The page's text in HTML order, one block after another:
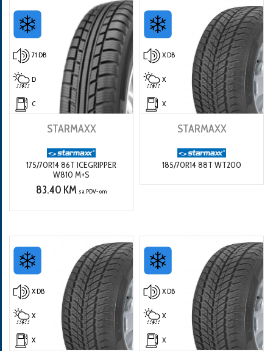
71 DB
D
C
STARMAXX
175/70R14 86T ICEGRIPPER
W810 M+S
83.40 KM sa PDV-om
X DB
X
X
STARMAXX
185/70R14 88T WT200
X DB
X
X
X DB
X
X